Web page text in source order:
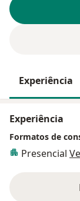
Experiência
Experiência
Formatos de
Presencial